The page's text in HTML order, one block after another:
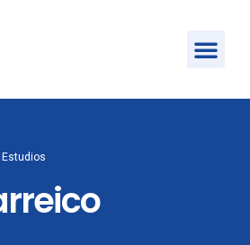
Estudios